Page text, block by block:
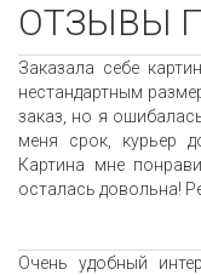
ОТЗЫВЫ
Заказала себе
нестандартным
заказ, но я
меня срок, курьер
Картина мне
осталась довольна!
Очень удобный